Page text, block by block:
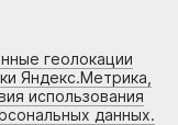
геолокации
Яндекс.Метрика,
использования
данных.